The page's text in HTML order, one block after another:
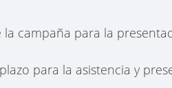
la campaña para la
para la asistencia y